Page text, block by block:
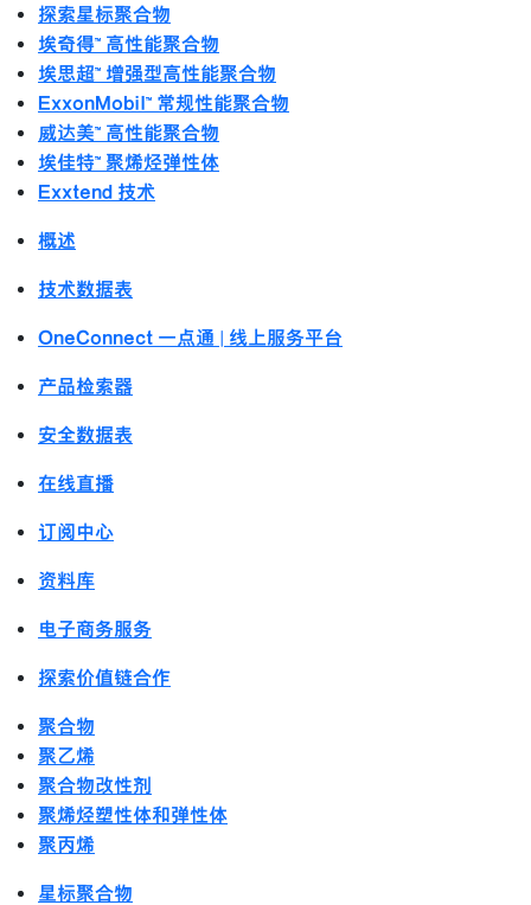
探索星标聚合物
埃奇得™ 高性能聚合物
埃思超™ 增强型高性能聚合物
ExxonMobil™ 常规性能聚合物
威达美™ 高性能聚合物
埃佳特™ 聚烯烃弹性体
Exxtend 技术
概述
技术数据表
OneConnect 一点通 | 线上服务平台
产品检索器
安全数据表
在线直播
订阅中心
资料库
电子商务服务
探索价值链合作
聚合物
聚乙烯
聚合物改性剂
聚烯烃塑性体和弹性体
聚丙烯
星标聚合物